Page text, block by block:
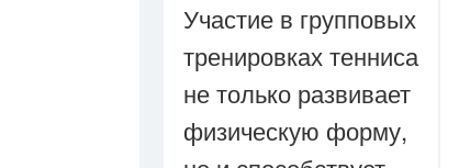
Участие в групповых
тренировках тенниса
не только развивает
физическую форму,